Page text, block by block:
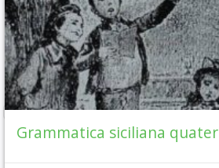
Grammatica siciliana quater